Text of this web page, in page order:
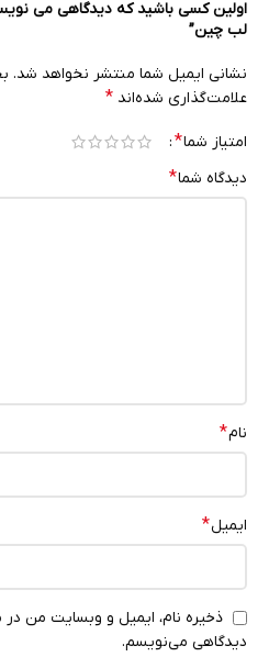
لب چین”
نشانی ایمیل شما منتشر نخواهد شد.
علامت‌گذاری شده‌اند *
امتیاز شما*
دیدگاه شما*
نام*
ایمیل*
ذخیره نام، ایمیل و وبسایت من در
دیدگاهی می‌نویسم.